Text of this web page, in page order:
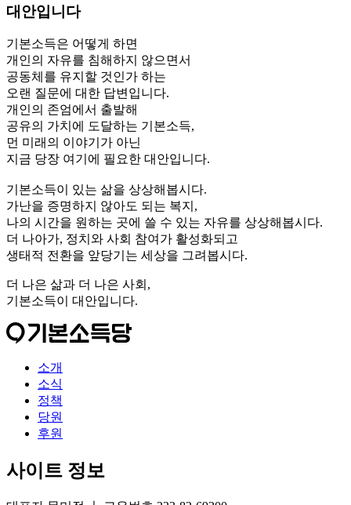
대안입니다
기본소득은 어떻게 하면
개인의 자유를 침해하지 않으면서
공동체를 유지할 것인가 하는
오랜 질문에 대한 답변입니다.
개인의 존엄에서 출발해
공유의 가치에 도달하는 기본소득,
먼 미래의 이야기가 아닌
지금 당장 여기에 필요한 대안입니다.
기본소득이 있는 삶을 상상해봅시다.
가난을 증명하지 않아도 되는 복지,
나의 시간을 원하는 곳에 쓸 수 있는 자유를 상상해봅시다.
더 나아가, 정치와 사회 참여가 활성화되고
생태적 전환을 앞당기는 세상을 그려봅시다.
더 나은 삶과 더 나은 사회,
기본소득이 대안입니다.
소개
소식
정책
당원
후원
사이트 정보